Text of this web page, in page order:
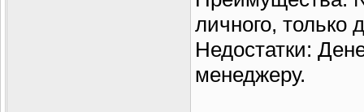
личного, только
Недостатки:
менеджеру.